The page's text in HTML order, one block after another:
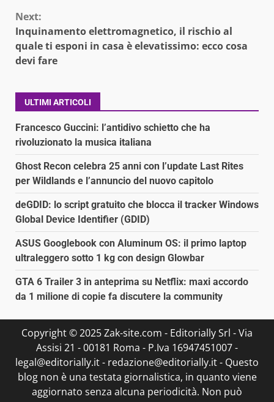
Next:
Inquinamento elettromagnetico, il rischio al
quale ti esponi in casa è elevatissimo: ecco cosa
devi fare
ULTIMI ARTICOLI
Francesco Guccini: l’antidivo schietto che ha
rivoluzionato la musica italiana
Ghost Recon celebra 25 anni con l’update Last Rites
per Wildlands e l’annuncio del nuovo capitolo
deGDID: lo script gratuito che blocca il tracker Windows
Global Device Identifier (GDID)
ASUS Googlebook con Aluminum OS: il primo laptop
ultraleggero sotto 1 kg con design Glowbar
GTA 6 Trailer 3 in anteprima su Netflix: maxi accordo
da 1 milione di copie fa discutere la community
Copyright © 2025 Zak-site.com - Editorially Srl - Via
Assisi 21 - 00181 Roma - P.Iva 16947451007 -
legal@editorially.it - redazione@editorially.it - Questo
blog non è una testata giornalistica, in quanto viene
aggiornato senza alcuna periodicità. Non può